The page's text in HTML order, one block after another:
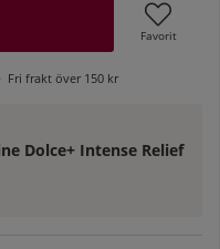
Favorit
Fri frakt över 150 kr
Dolce+ Intense Relief